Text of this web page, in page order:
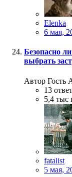
Elenka
6 мая,
Безопасно
выбрать
Автор Гость
13
5,4 тыс
fatalist
5 мая,